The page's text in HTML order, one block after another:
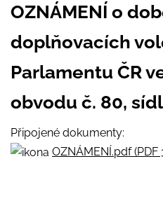
OZNÁMENÍ o
doplňovacích
Parlamentu ČR
obvodu č. 80,
Připojené dokumenty:
OZNÁMENÍ.pdf (PDF